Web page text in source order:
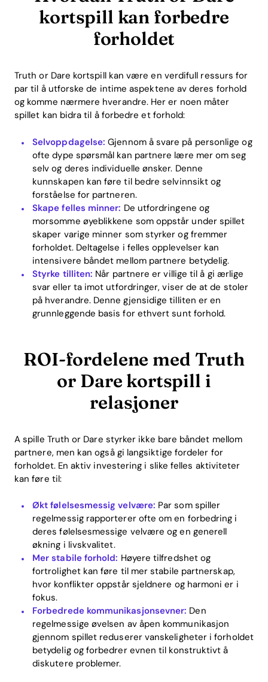
Home
Blog
Download
kortspill kan forbedre
forholdet
Truth or Dare kortspill kan være en verdifull ressurs for
par til å utforske de intime aspektene av deres forhold
og komme nærmere hverandre. Her er noen måter
spillet kan bidra til å forbedre et forhold:
Selvoppdagelse: Gjennom å svare på personlige og
ofte dype spørsmål kan partnere lære mer om seg
selv og deres individuelle ønsker. Denne
kunnskapen kan føre til bedre selvinnsikt og
forståelse for partneren.
Skape felles minner: De utfordringene og
morsomme øyeblikkene som oppstår under spillet
skaper varige minner som styrker og fremmer
forholdet. Deltagelse i felles opplevelser kan
intensivere båndet mellom partnere betydelig.
Styrke tilliten: Når partnere er villige til å gi ærlige
svar eller ta imot utfordringer, viser de at de stoler
på hverandre. Denne gjensidige tilliten er en
grunnleggende basis for ethvert sunt forhold.
ROI-fordelene med Truth
or Dare kortspill i
relasjoner
A spille Truth or Dare styrker ikke bare båndet mellom
partnere, men kan også gi langsiktige fordeler for
forholdet. En aktiv investering i slike felles aktiviteter
kan føre til:
Økt følelsesmessig velvære: Par som spiller
regelmessig rapporterer ofte om en forbedring i
deres følelsesmessige velvære og en generell
økning i livskvalitet.
Mer stabile forhold: Høyere tilfredshet og
fortrolighet kan føre til mer stabile partnerskap,
hvor konflikter oppstår sjeldnere og harmoni er i
fokus.
Forbedrede kommunikasjonsevner: Den
regelmessige øvelsen av åpen kommunikasjon
gjennom spillet reduserer vanskeligheter i forholdet
betydelig og forbedrer evnen til konstruktivt å
diskutere problemer.